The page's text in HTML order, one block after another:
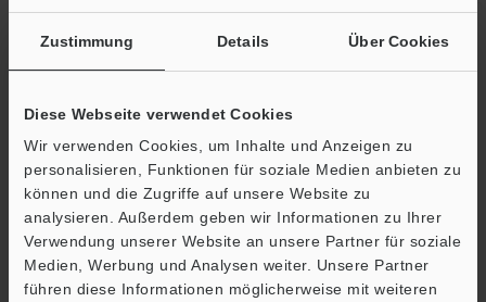
Zustimmung Details Über Cookies
Diese Webseite verwendet Cookies
Wir verwenden Cookies, um Inhalte und Anzeigen zu
personalisieren, Funktionen für soziale Medien anbieten zu
können und die Zugriffe auf unsere Website zu
analysieren. Außerdem geben wir Informationen zu Ihrer
Verwendung unserer Website an unsere Partner für soziale
Medien, Werbung und Analysen weiter. Unsere Partner
führen diese Informationen möglicherweise mit weiteren
*1Vergrößerung auf einem 15"-Monitor.
Beleuchtungskopf montiert ist.
Datenblatt (PDF)
Andere Modelle
Support